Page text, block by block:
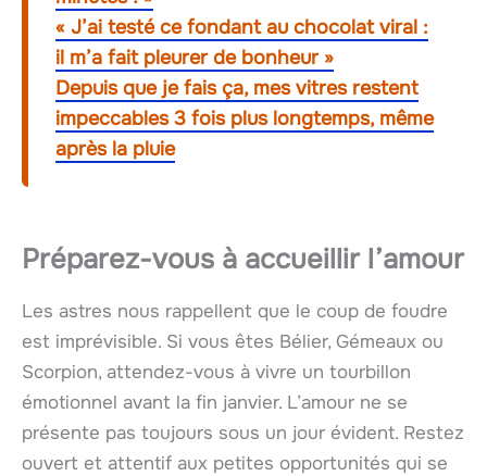
« J’ai testé ce fondant au chocolat viral :
il m’a fait pleurer de bonheur »
Depuis que je fais ça, mes vitres restent
impeccables 3 fois plus longtemps, même
après la pluie
Préparez-vous à accueillir l’amour
Les astres nous rappellent que le coup de foudre
est imprévisible. Si vous êtes Bélier, Gémeaux ou
Scorpion, attendez-vous à vivre un tourbillon
émotionnel avant la fin janvier. L’amour ne se
présente pas toujours sous un jour évident. Restez
ouvert et attentif aux petites opportunités qui se